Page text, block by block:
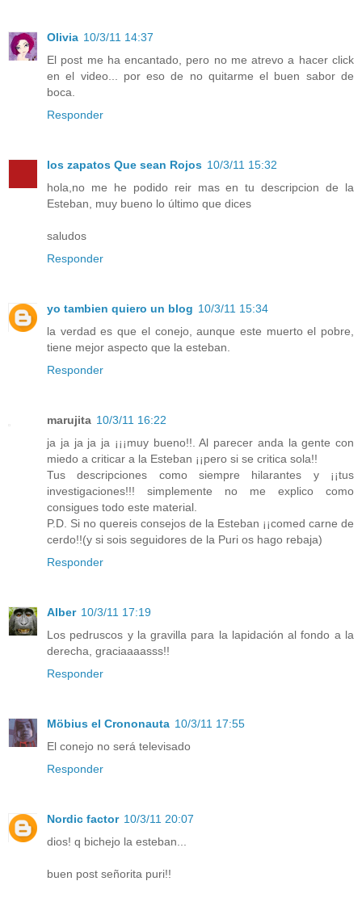
Olivia 10/3/11 14:37
El post me ha encantado, pero no me atrevo a hacer click
en el video... por eso de no quitarme el buen sabor de
boca.
Responder
los zapatos Que sean Rojos 10/3/11 15:32
hola,no me he podido reir mas en tu descripcion de la
Esteban, muy bueno lo último que dices
saludos
Responder
yo tambien quiero un blog 10/3/11 15:34
la verdad es que el conejo, aunque este muerto el pobre,
tiene mejor aspecto que la esteban.
Responder
marujita 10/3/11 16:22
ja ja ja ja ja ¡¡¡muy bueno!!. Al parecer anda la gente con
miedo a criticar a la Esteban ¡¡pero si se critica sola!!
Tus descripciones como siempre hilarantes y ¡¡tus
investigaciones!!! simplemente no me explico como
consigues todo este material.
P.D. Si no quereis consejos de la Esteban ¡¡comed carne de
cerdo!!(y si sois seguidores de la Puri os hago rebaja)
Responder
Alber 10/3/11 17:19
Los pedruscos y la gravilla para la lapidación al fondo a la
derecha, graciaaaasss!!
Responder
Möbius el Crononauta 10/3/11 17:55
El conejo no será televisado
Responder
Nordic factor 10/3/11 20:07
dios! q bichejo la esteban...
buen post señorita puri!!